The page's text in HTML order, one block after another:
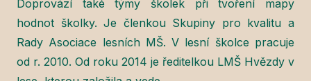
Doprovází také týmy školek při tvoření mapy
hodnot školky. Je členkou Skupiny pro kvalitu a
Rady Asociace lesních MŠ. V lesní školce pracuje
od r. 2010. Od roku 2014 je ředitelkou LMŠ Hvězdy v